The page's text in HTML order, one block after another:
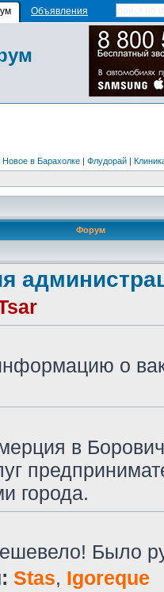
Объявления
Новое в Барахолке | Флудорай |
Форум
о
в
города.
Было
Stas, Igoreque